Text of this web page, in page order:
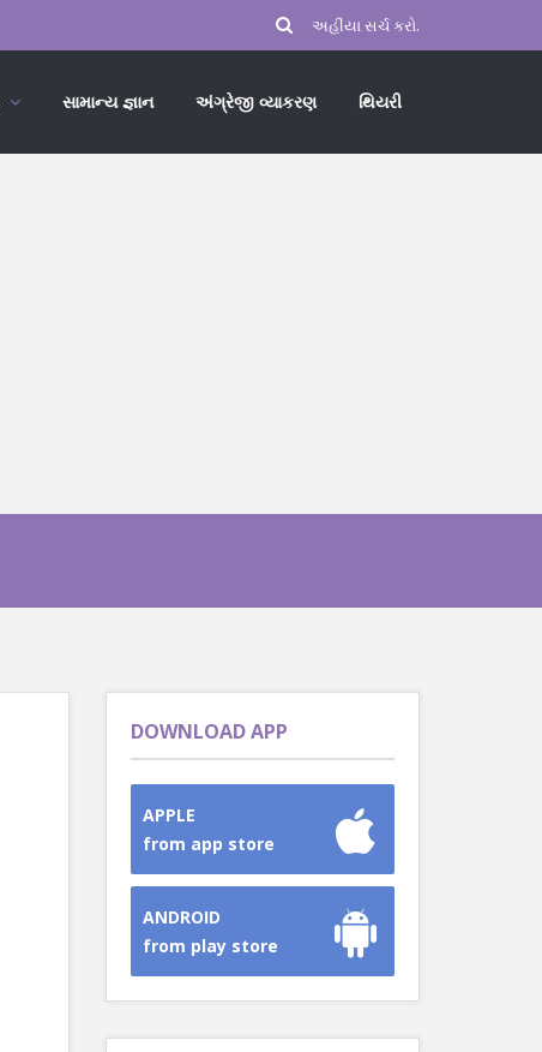
સામાન્ય જ્ઞાન અંગ્રેજી વ્યાકરણ થિયરી
DOWNLOAD APP
APPLE
from app store
ANDROID
from play store